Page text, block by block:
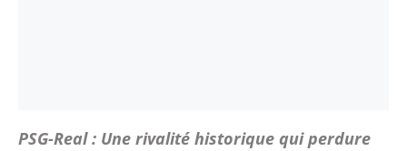
PSG-Real : Une rivalité historique qui perdure